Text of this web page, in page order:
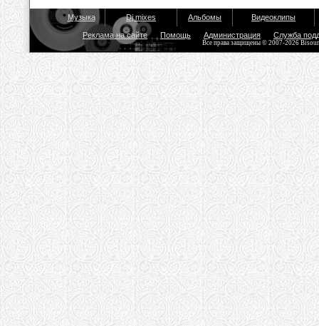
Музыка Dj mixes Альбомы Видеоклипы
Реклама на сайте Помощь Администрация Служба
Все права защищены © 2007-2026